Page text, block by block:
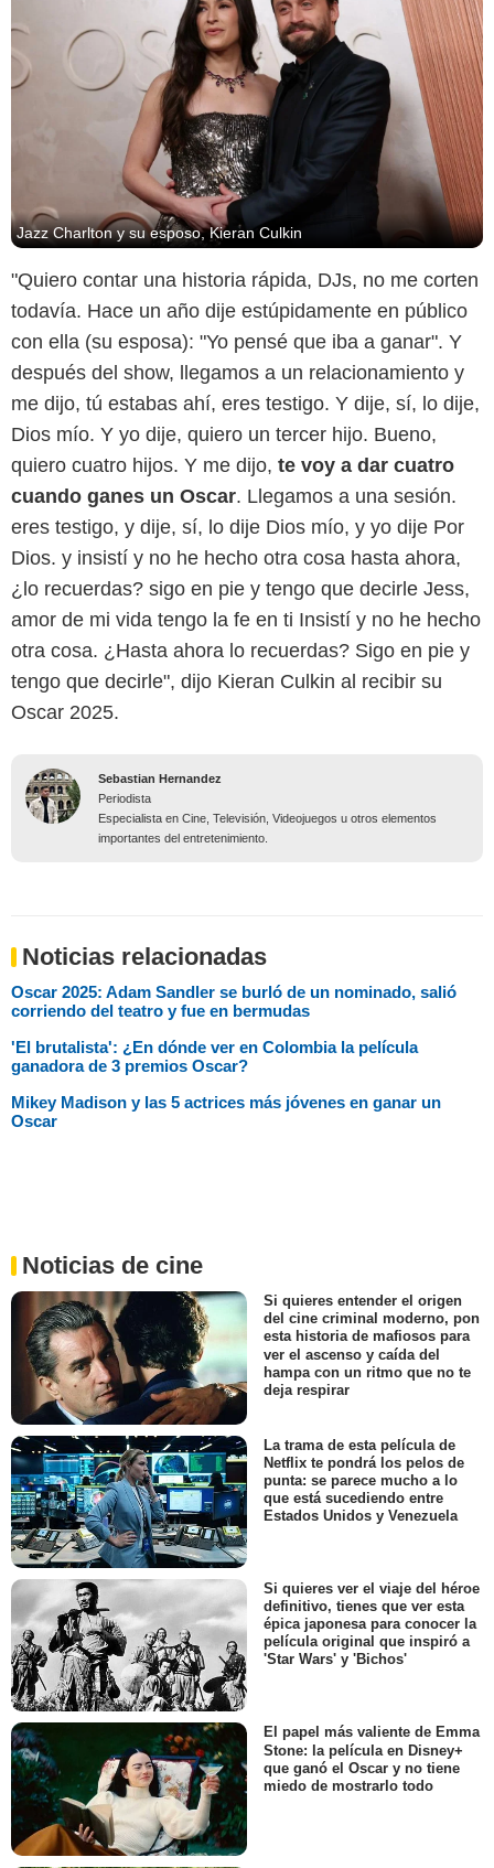
Jazz Charlton y su esposo, Kieran Culkin
"Quiero contar una historia rápida, DJs, no me corten
todavía. Hace un año dije estúpidamente en público
con ella (su esposa): "Yo pensé que iba a ganar". Y
después del show, llegamos a un relacionamiento y
me dijo, tú estabas ahí, eres testigo. Y dije, sí, lo dije,
Dios mío. Y yo dije, quiero un tercer hijo. Bueno,
quiero cuatro hijos. Y me dijo, te voy a dar cuatro
cuando ganes un Oscar. Llegamos a una sesión.
eres testigo, y dije, sí, lo dije Dios mío, y yo dije Por
Dios. y insistí y no he hecho otra cosa hasta ahora,
¿lo recuerdas? sigo en pie y tengo que decirle Jess,
amor de mi vida tengo la fe en ti Insistí y no he hecho
otra cosa. ¿Hasta ahora lo recuerdas? Sigo en pie y
tengo que decirle", dijo Kieran Culkin al recibir su
Oscar 2025.
Sebastian Hernandez
Periodista
Especialista en Cine, Televisión, Videojuegos u otros elementos
importantes del entretenimiento.
Noticias relacionadas
Oscar 2025: Adam Sandler se burló de un nominado, salió
corriendo del teatro y fue en bermudas
'El brutalista': ¿En dónde ver en Colombia la película
ganadora de 3 premios Oscar?
Mikey Madison y las 5 actrices más jóvenes en ganar un
Oscar
Noticias de cine
Si quieres entender el origen
del cine criminal moderno, pon
esta historia de mafiosos para
ver el ascenso y caída del
hampa con un ritmo que no te
deja respirar
La trama de esta película de
Netflix te pondrá los pelos de
punta: se parece mucho a lo
que está sucediendo entre
Estados Unidos y Venezuela
Si quieres ver el viaje del héroe
definitivo, tienes que ver esta
épica japonesa para conocer la
película original que inspiró a
'Star Wars' y 'Bichos'
El papel más valiente de Emma
Stone: la película en Disney+
que ganó el Oscar y no tiene
miedo de mostrarlo todo